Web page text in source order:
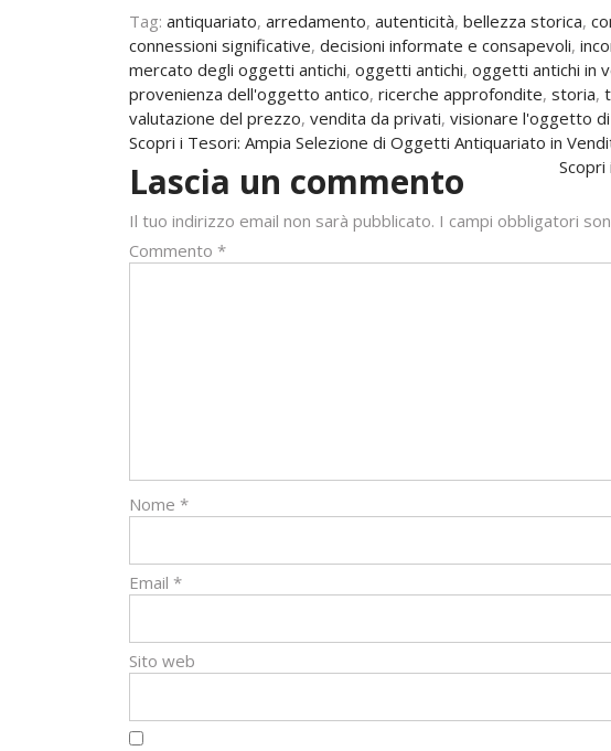
Tag: antiquariato, arredamento, autenticità, bellezza storica,
connessioni significative, decisioni informate e consapevoli,
mercato degli oggetti antichi, oggetti antichi, oggetti antichi in
provenienza dell'oggetto antico, ricerche approfondite, storia,
valutazione del prezzo, vendita da privati, visionare l'oggetto di
Navigazione
articoli
Scopri i Tesori: Ampia Selezione di Oggetti Antiquariato in
Scopri
Lascia un commento
Il tuo indirizzo email non sarà pubblicato. I campi obbligatori
Commento *
Nome *
Email *
Sito web